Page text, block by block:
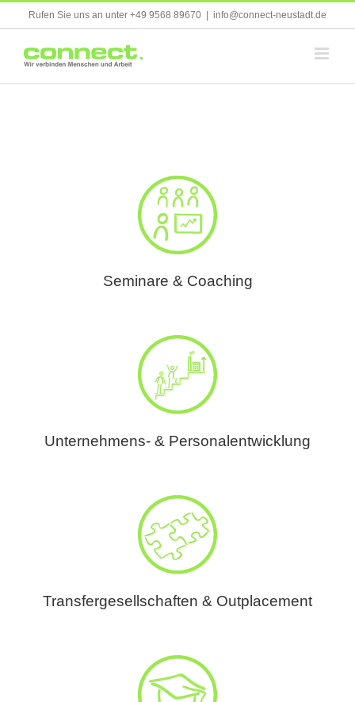
Rufen Sie uns an unter +49 9568 89670 info@connect-neustadt.de
Seminare & Coaching
Unternehmens- & Personalentwicklung
Transfergesellschaften & Outplacement